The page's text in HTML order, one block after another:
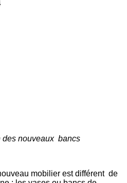
des nouveaux bancs
mobilier est différent de